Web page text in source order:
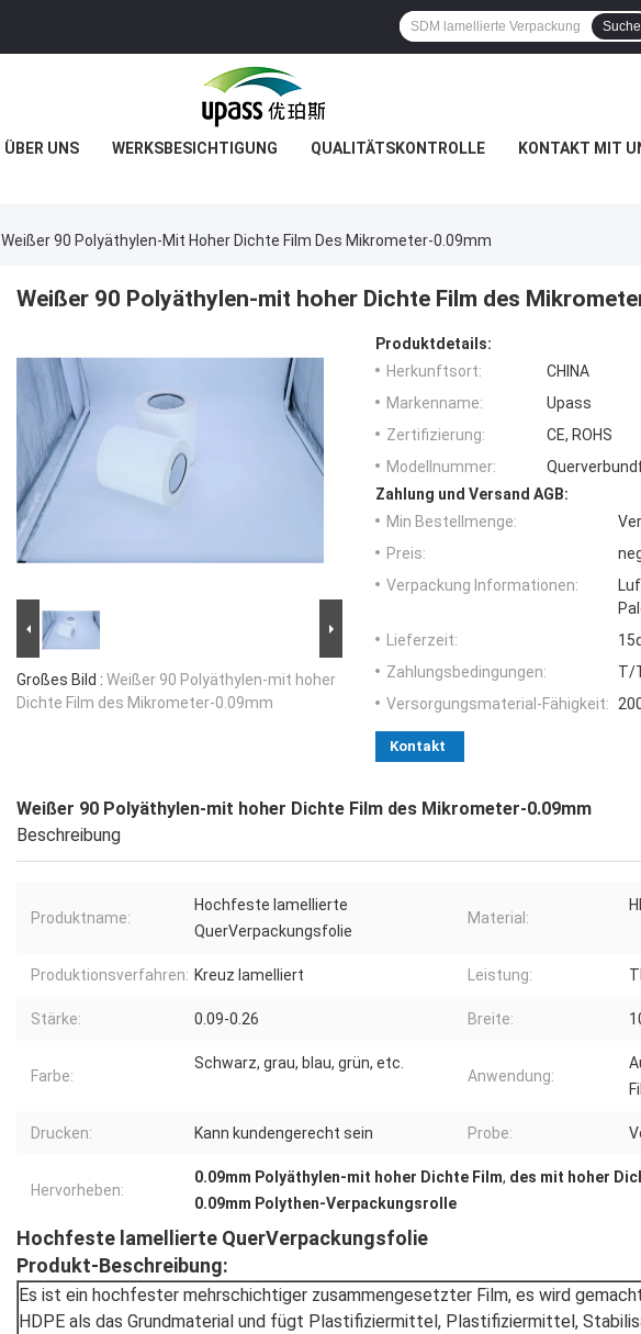
Suche
ÜBER UNS WERKSBESICHTIGUNG QUALITÄTSKONTROLLE KONTAKT MIT
Weißer 90 Polyäthylen-Mit Hoher Dichte Film Des Mikrometer-0.09mm
Weißer 90 Polyäthylen-mit hoher Dichte Film des
Großes Bild : Weißer 90 Polyäthylen-mit hoher
Dichte Film des Mikrometer-0.09mm
Produktdetails:
Herkunftsort:
CHINA
Markenname:
Upass
Zertifizierung:
CE, ROHS
Modellnummer:
Zahlung und Versand AGB:
Min Bestellmenge:
Preis:
Verpackung Informationen:
Lieferzeit:
Zahlungsbedingungen:
T/
Versorgungsmaterial-Fähigkeit:
Kontakt
Weißer 90 Polyäthylen-mit hoher Dichte Film des Mikrometer-0.09mm
Beschreibung
Produktname:
Hochfeste lamellierte
QuerVerpackungsfolie
Material:
Produktionsverfahren: Kreuz lamelliert Leistung:
Stärke: 0.09-0.26 Breite:
Farbe:
Schwarz, grau, blau, grün, etc.
Anwendung:
Drucken: Kann kundengerecht sein Probe:
Hervorheben:
0.09mm Polyäthylen-mit hoher Dichte Film, des mit hoher
0.09mm Polythen-Verpackungsrolle
Hochfeste lamellierte QuerVerpackungsfolie
Produkt-Beschreibung:
Es ist ein hochfester mehrschichtiger zusammengesetzter Film, es wird
HDPE als das Grundmaterial und fügt Plastifiziermittel, Plastifiziermittel,